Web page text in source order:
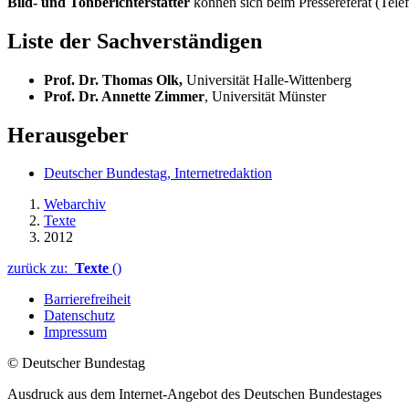
Liste der Sachverständigen
Prof. Dr. Thomas Olk, Universität Halle-Wittenberg
Prof. Dr. Annette Zimmer, Universität Münster
Herausgeber
Deutscher Bundestag, Internetredaktion
Webarchiv
Texte
2012
zurück zu: Texte ()
Barrierefreiheit
Datenschutz
Impressum
© Deutscher Bundestag
Ausdruck aus dem Internet-Angebot des Deutschen Bundestages